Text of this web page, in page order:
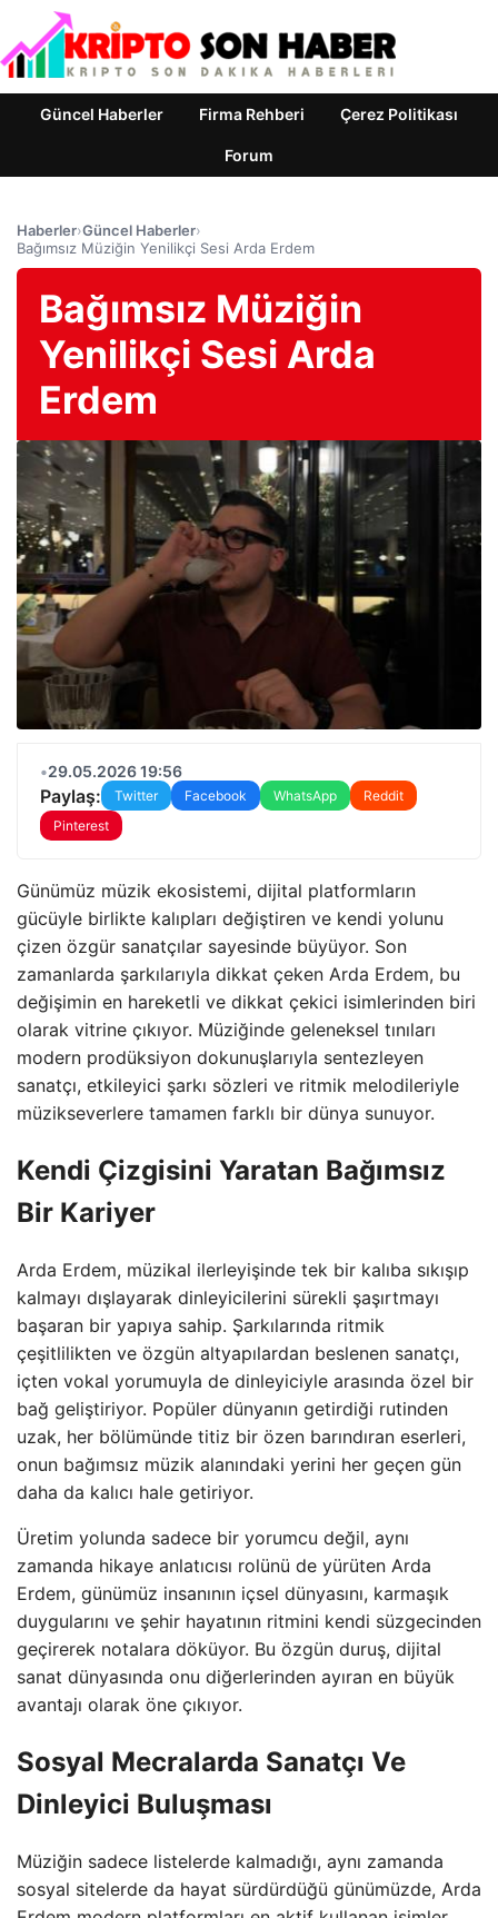
Güncel Haberler Firma Rehberi Çerez Politikası
Forum
Haberler›Güncel Haberler›
Bağımsız Müziğin Yenilikçi Sesi Arda Erdem
Bağımsız Müziğin
Yenilikçi Sesi Arda
Erdem
•29.05.2026 19:56
Paylaş: Twitter Facebook WhatsApp
Reddit
Pinterest
Günümüz müzik ekosistemi, dijital platformların
gücüyle birlikte kalıpları değiştiren ve kendi yolunu
çizen özgür sanatçılar sayesinde büyüyor. Son
zamanlarda şarkılarıyla dikkat çeken Arda Erdem, bu
değişimin en hareketli ve dikkat çekici isimlerinden biri
olarak vitrine çıkıyor. Müziğinde geleneksel tınıları
modern prodüksiyon dokunuşlarıyla sentezleyen
sanatçı, etkileyici şarkı sözleri ve ritmik melodileriyle
müzikseverlere tamamen farklı bir dünya sunuyor.
Kendi Çizgisini Yaratan Bağımsız
Bir Kariyer
Arda Erdem, müzikal ilerleyişinde tek bir kalıba sıkışıp
kalmayı dışlayarak dinleyicilerini sürekli şaşırtmayı
başaran bir yapıya sahip. Şarkılarında ritmik
çeşitlilikten ve özgün altyapılardan beslenen sanatçı,
içten vokal yorumuyla de dinleyiciyle arasında özel bir
bağ geliştiriyor. Popüler dünyanın getirdiği rutinden
uzak, her bölümünde titiz bir özen barındıran eserleri,
onun bağımsız müzik alanındaki yerini her geçen gün
daha da kalıcı hale getiriyor.
Üretim yolunda sadece bir yorumcu değil, aynı
zamanda hikaye anlatıcısı rolünü de yürüten Arda
Erdem, günümüz insanının içsel dünyasını, karmaşık
duygularını ve şehir hayatının ritmini kendi süzgecinden
geçirerek notalara döküyor. Bu özgün duruş, dijital
sanat dünyasında onu diğerlerinden ayıran en büyük
avantajı olarak öne çıkıyor.
Sosyal Mecralarda Sanatçı Ve
Dinleyici Buluşması
Müziğin sadece listelerde kalmadığı, aynı zamanda
sosyal sitelerde da hayat sürdürdüğü günümüzde, Arda